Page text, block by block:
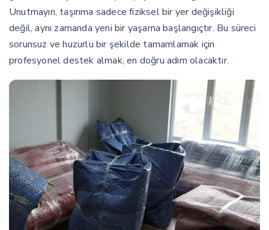
Unutmayın, taşınma sadece fiziksel bir yer değişikliği
değil, aynı zamanda yeni bir yaşama başlangıçtır. Bu süreci
sorunsuz ve huzurlu bir şekilde tamamlamak için
profesyonel destek almak, en doğru adım olacaktır.